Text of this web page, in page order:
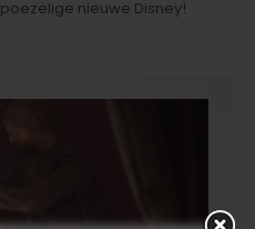
poezelige nieuwe Disney!